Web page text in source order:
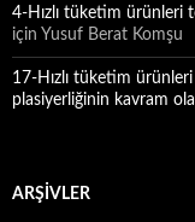
4-Hızlı tüketim
için Yusuf Berat Komşu
17-Hızlı tüketim ürünleri
plasiyerliğinin kavram
ARŞIVLER